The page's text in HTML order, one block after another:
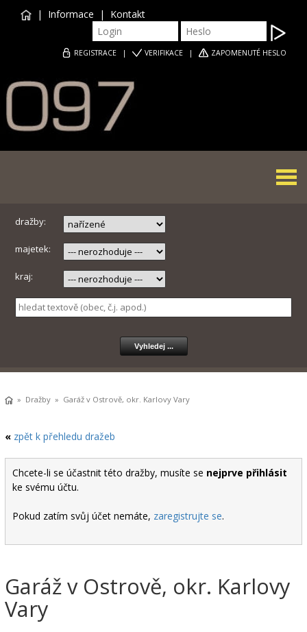
| Informace | Kontakt
REGISTRACE | VERIFIKACE | ZAPOMENUTÉ HESLO
dražby:
majetek:
kraj:
» Dražby » Garáž v Ostrově, okr. Karlovy Vary
« zpět k přehledu dražeb
Chcete-li se účastnit této dražby, musíte se nejprve přihlásit
ke svému účtu.
Pokud zatím svůj účet nemáte, zaregistrujte se.
Garáž v Ostrově, okr. Karlovy
Vary